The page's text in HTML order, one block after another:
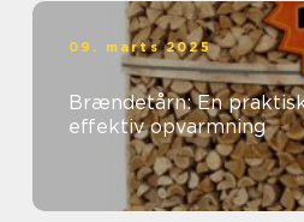
09. marts 2025
Brændetårn: En
effektiv opvarmning